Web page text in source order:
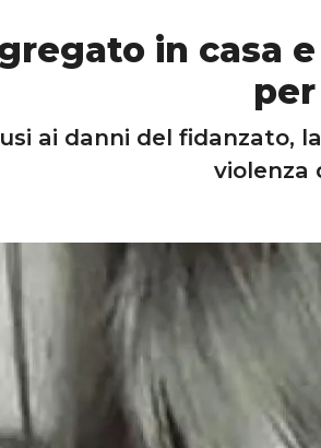
in casa
ai danni del fidanzato,
violenza